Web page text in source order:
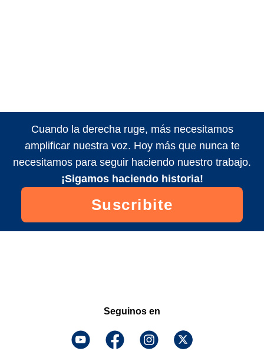
Cuando la derecha ruge, más necesitamos
amplificar nuestra voz. Hoy más que nunca te
necesitamos para seguir haciendo nuestro trabajo.
¡Sigamos haciendo historia!
Suscribite
Seguinos en